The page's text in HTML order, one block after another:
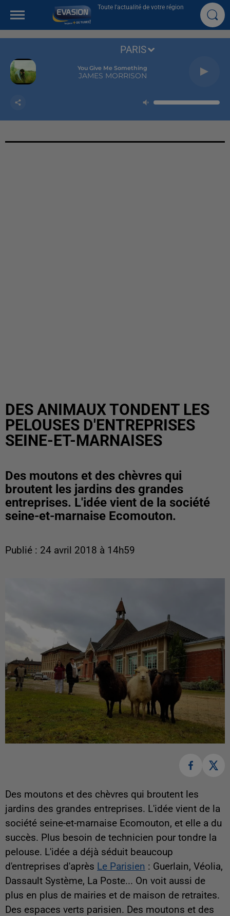
Toute l'actualité de votre région
You Give Me Something
JAMES MORRISON
PARIS
DES ANIMAUX TONDENT LES
PELOUSES D'ENTREPRISES
SEINE-ET-MARNAISES
Des moutons et des chèvres qui
broutent les jardins des grandes
entreprises. L'idée vient de la société
seine-et-marnaise Ecomouton.
Publié : 24 avril 2018 à 14h59
Des moutons et des chèvres qui broutent les
jardins des grandes entreprises. L'idée vient de la
société seine-et-marnaise Ecomouton, et elle a du
succès. Plus besoin de technicien pour tondre la
pelouse. L'idée a déjà séduit beaucoup
d'entreprises d'après Le Parisien : Guerlain, Véolia,
Dassault Système, La Poste... On voit aussi de
plus en plus de mairies et de maison de retraites.
Des espaces verts parisien. Des moutons et des